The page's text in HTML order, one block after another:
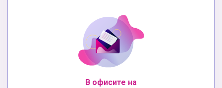
В офисите на